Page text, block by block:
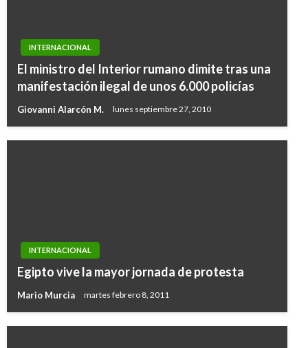
INTERNACIONAL
El ministro del Interior rumano dimite tras una
manifestación ilegal de unos 6.000 policías
Giovanni Alarcón M. lunes septiembre 27, 2010
INTERNACIONAL
Egipto vive la mayor jornada de protesta
Mario Murcia martes febrero 8, 2011